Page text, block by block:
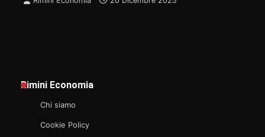
Rimini Economia
Chi siamo
Cookie Policy